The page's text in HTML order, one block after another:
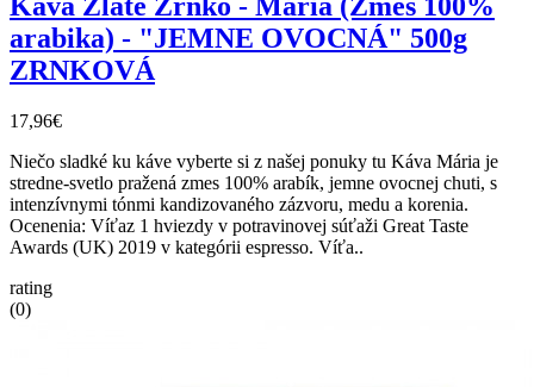
arabika) - "JEMNE OVOCNÁ" 500g
ZRNKOVÁ
17,96€
Niečo sladké ku káve vyberte si z našej ponuky tu Káva Mária je
stredne-svetlo pražená zmes 100% arabík, jemne ovocnej chuti, s
intenzívnymi tónmi kandizovaného zázvoru, medu a korenia.
Ocenenia: Víťaz 1 hviezdy v potravinovej súťaži Great Taste
Awards (UK) 2019 v kategórii espresso. Víťa..
rating
(0)